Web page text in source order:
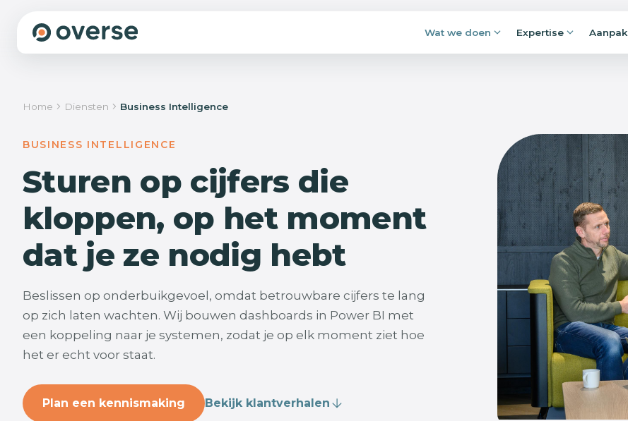
Wat we doen Expertise Aanpak
We sporen de groeiremmers op die jouw organisatie afremmen:
Wat we doen Onze aanpak
Procesautomatisering
Overtypen, nalopen, goedkeuren,
doorsturen: voorspelbaar werk voert
zichzelf voortaan uit.
Home Diensten Business Intelligence
BUSINESS INTELLIGENCE
Sturen op cijfers die
kloppen, op het moment
dat je ze nodig hebt
Beslissen op onderbuikgevoel, omdat betrouwbare cijfers te lang
op zich laten wachten. Wij bouwen dashboards in Power BI met
een koppeling naar je systemen, zodat je op elk moment ziet hoe
het er echt voor staat.
Plan een kennismaking Bekijk klantverhalen